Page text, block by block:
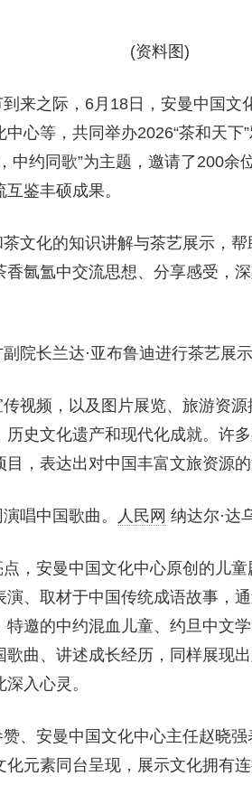
(资料图)
到来之际，6月18日，安曼中国
心等，共同举办2026“茶和天下
中约同歌”为主题，邀请了200余
鉴丰硕成果。
文化的知识讲解与茶艺展示，
氤氲中交流思想、分享感受，
院长兰达·亚布鲁迪进行茶艺展示
视频，以及图片展览、旅游资
历史文化遗产和现代化成就。许
，表达出对中国丰富文旅资源的
唱中国歌曲。 人民网 纳达尔·达
，安曼中国文化中心原创的儿
演、取材于中国传统成语故事，
邀的中约混血儿童、约旦中文
歌曲、讲述成长经历，同样展现
入心灵。
、安曼中国文化中心主任赵晓
元素同台呈现，展示文化拥有